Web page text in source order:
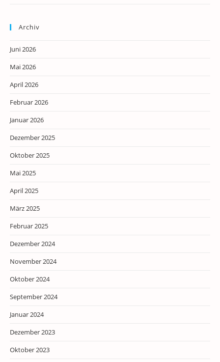
Archiv
Juni 2026
Mai 2026
April 2026
Februar 2026
Januar 2026
Dezember 2025
Oktober 2025
Mai 2025
April 2025
März 2025
Februar 2025
Dezember 2024
November 2024
Oktober 2024
September 2024
Januar 2024
Dezember 2023
Oktober 2023